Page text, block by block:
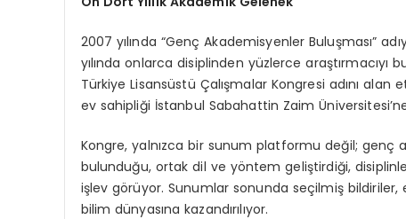
2007 yılında “Genç Akademisyenler Buluşması”
yılında onlarca disiplinden yüzlerce
Türkiye Lisansüstü Çalışmalar Kongresi adını
ev sahipliği İstanbul Sabahattin Zaim
Kongre, yalnızca bir sunum platformu değil; genç
bulunduğu, ortak dil ve yöntem geliştirdiği,
işlev görüyor. Sunumlar sonunda seçilmiş bildiriler,
bilim dünyasına kazandırılıyor.